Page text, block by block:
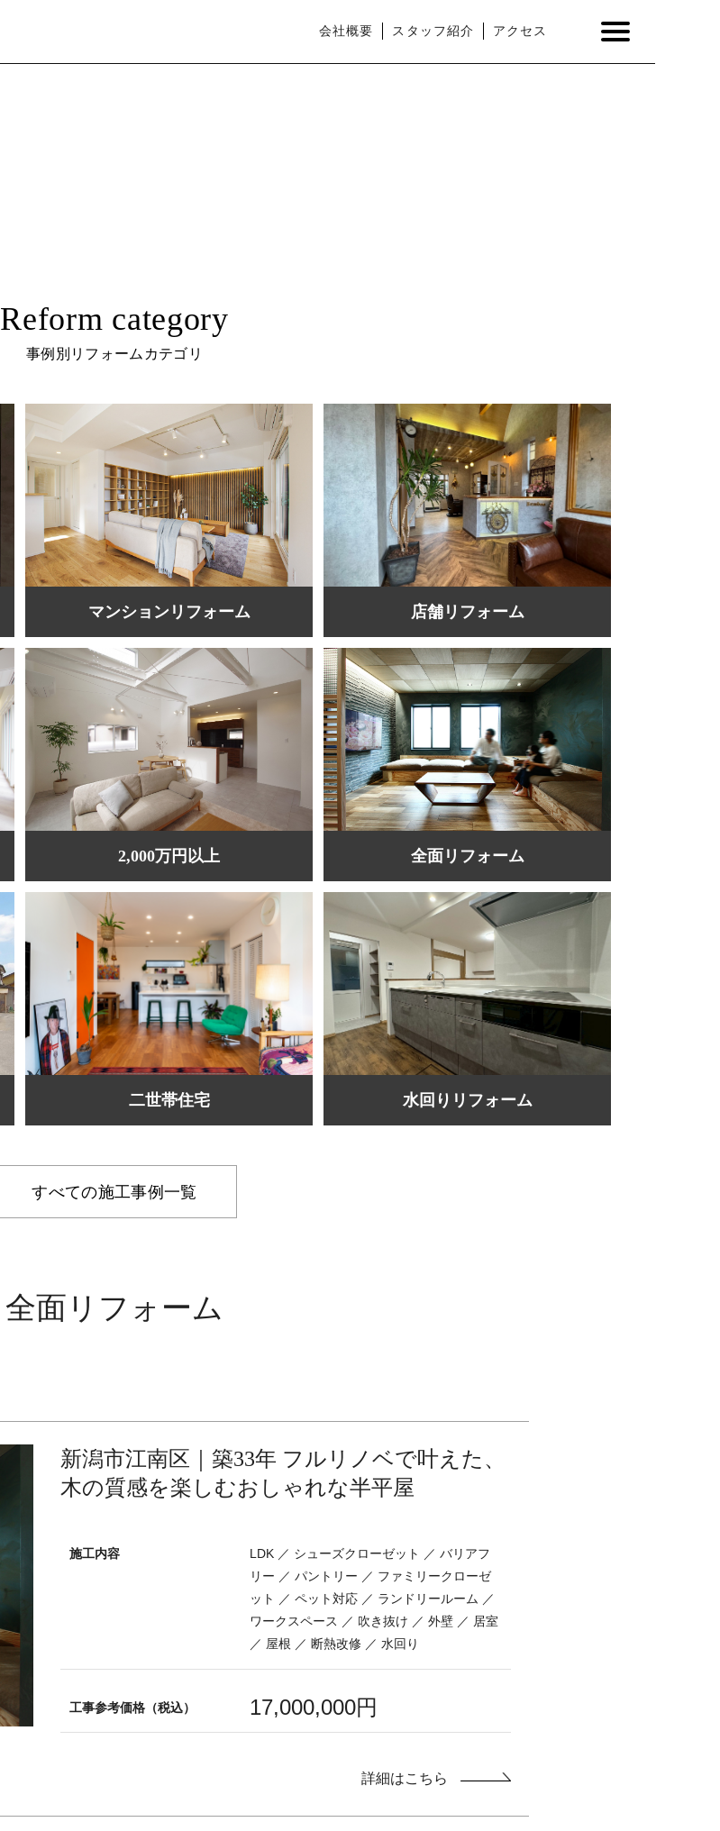
会社概要 スタッフ紹介 アクセス
Reform category
事例別リフォームカテゴリ
マンションリフォーム 店舗リフォーム
2,000万円以上 全面リフォーム
二世帯住宅 水回りリフォーム
すべての施工事例一覧
全面リフォーム
新潟市江南区｜築33年 フルリノベで叶えた、
木の質感を楽しむおしゃれな半平屋
施工内容
LDK ／ シューズクローゼット ／ バリアフ
リー ／ パントリー ／ ファミリークローゼ
ット ／ ペット対応 ／ ランドリールーム ／
ワークスペース ／ 吹き抜け ／ 外壁 ／ 居室
／ 屋根 ／ 断熱改修 ／ 水回り
工事参考価格（税込） 17,000,000円
詳細はこちら